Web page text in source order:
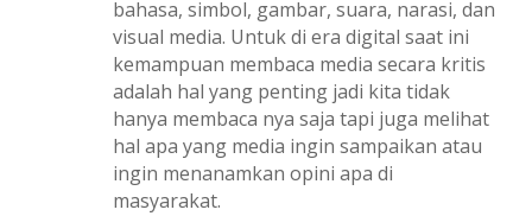
bahasa, simbol, gambar, suara, narasi, dan
visual media. Untuk di era digital saat ini
kemampuan membaca media secara kritis
adalah hal yang penting jadi kita tidak
hanya membaca nya saja tapi juga melihat
hal apa yang media ingin sampaikan atau
ingin menanamkan opini apa di
masyarakat.